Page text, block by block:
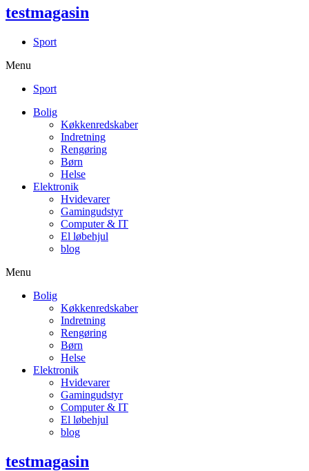
testmagasin
Sport
Menu
Sport
Bolig
Køkkenredskaber
Indretning
Rengøring
Børn
Helse
Elektronik
Hvidevarer
Gamingudstyr
Computer & IT
El løbehjul
blog
Menu
Bolig
Køkkenredskaber
Indretning
Rengøring
Børn
Helse
Elektronik
Hvidevarer
Gamingudstyr
Computer & IT
El løbehjul
blog
testmagasin